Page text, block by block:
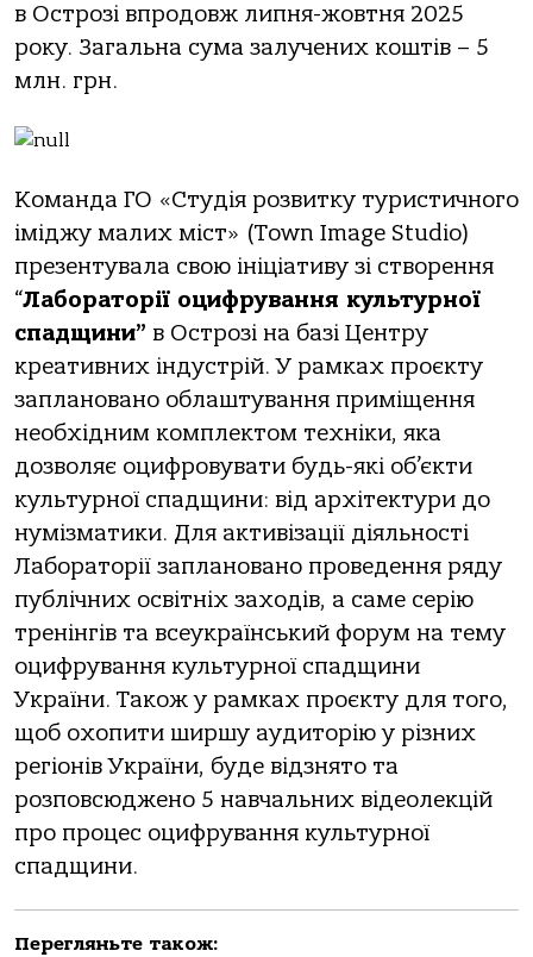
в Острозі впродовж липня-жовтня 2025
року. Загальна сума залучених коштів – 5
млн. грн.
Команда ГО «Студія розвитку туристичного
іміджу малих міст» (Town Image Studio)
презентувала свою ініціативу зі створення
“Лабораторії оцифрування культурної
спадщини” в Острозі на базі Центру
креативних індустрій. У рамках проєкту
заплановано облаштування приміщення
необхідним комплектом техніки, яка
дозволяє оцифровувати будь-які об’єкти
культурної спадщини: від архітектури до
нумізматики. Для активізації діяльності
Лабораторії заплановано проведення ряду
публічних освітніх заходів, а саме серію
тренінгів та всеукраїнський форум на тему
оцифрування культурної спадщини
України. Також у рамках проєкту для того,
щоб охопити ширшу аудиторію у різних
регіонів України, буде відзнято та
розповсюджено 5 навчальних відеолекцій
про процес оцифрування культурної
спадщини.
Перегляньте також: